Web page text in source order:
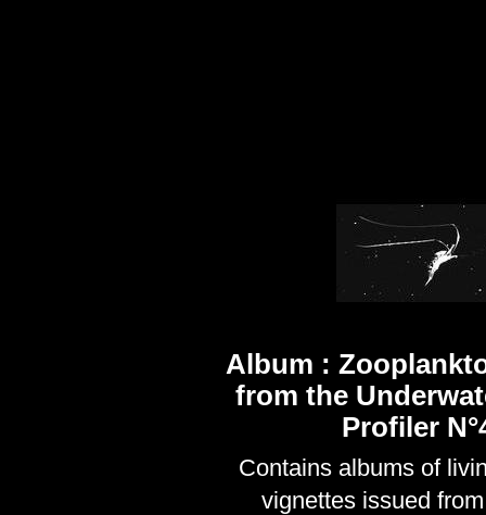
Album :
from the
Profiler
Contains albums of
vignettes issued